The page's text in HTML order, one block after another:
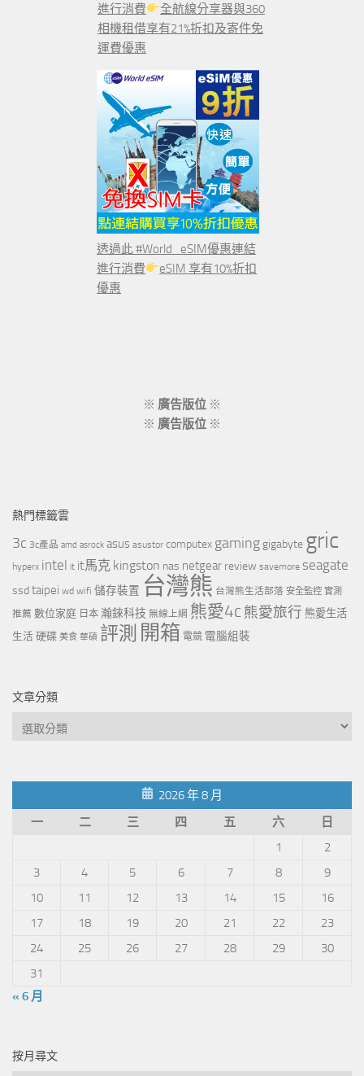
進行消費
全航線分享器與360
相機租借享有21%折扣及寄件免
運費優惠
透過此 #World_eSIM優惠連結
進行消費
eSIM 享有10%折扣
優惠
※ 廣告版位 ※
※ 廣告版位 ※
熱門標籤雲
3c 3c產品 amd asrock asus asustor computex gaming gigabyte gric
hyperx intel it it馬克 kingston nas netgear review savemore seagate
ssdtaipei wd wifi 儲存裝置 台灣熊 台灣熊生活部落 安全監控 實測
推薦 數位家庭 日本 瀚錸科技 無線上網 熊愛4c熊愛旅行 熊愛生活
生活 硬碟 美食 華碩 評測 開箱 電競 電腦組裝
文章分類
文
類
2026 年 8 月
一
二 三 四 五 六
日
1
2
3
4 5 6 7 8
9
10
11 12 13 14 15
16
17
18 19 20 21 22
23
24
25 26 27 28 29
30
31
« 6 月
按月尋文